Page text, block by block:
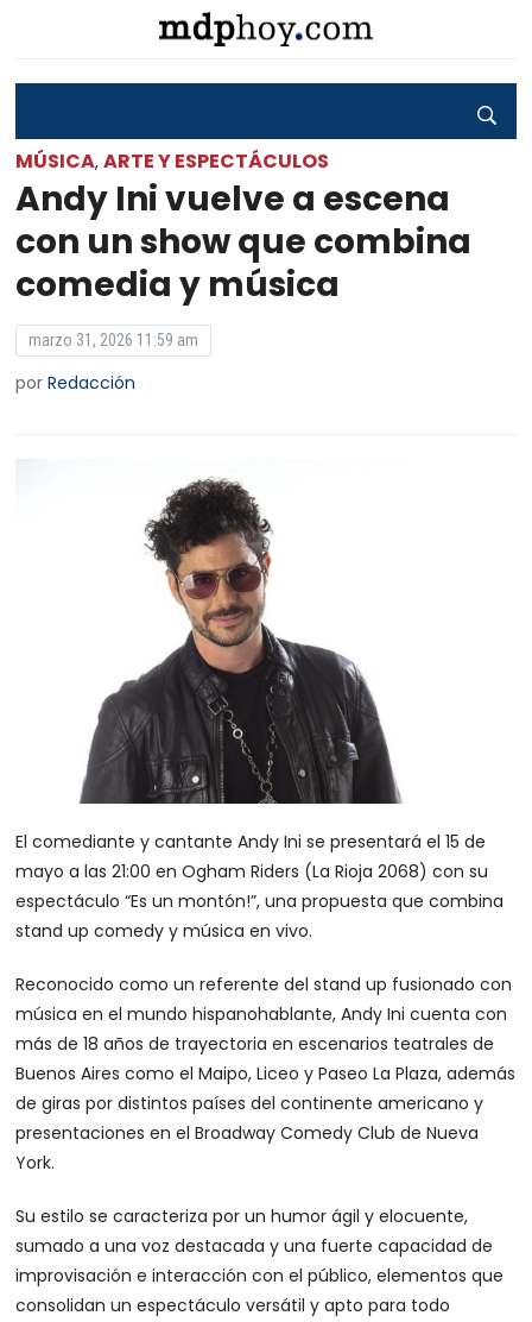
MÚSICA,ARTE Y ESPECTÁCULOS
Andy Ini vuelve a escena
con un show que combina
comedia y música
marzo 31, 2026 11:59 am
porRedacción
El comediante y cantante Andy Ini se presentará el 15 de
mayo a las 21:00 en Ogham Riders (La Rioja 2068) con su
espectáculo “Es un montón!”, una propuesta que combina
stand up comedy y música en vivo.
Reconocido como un referente del stand up fusionado con
música en el mundo hispanohablante, Andy Ini cuenta con
más de 18 años de trayectoria en escenarios teatrales de
Buenos Aires como el Maipo, Liceo y Paseo La Plaza, además
de giras por distintos países del continente americano y
presentaciones en el Broadway Comedy Club de Nueva
York.
Su estilo se caracteriza por un humor ágil y elocuente,
sumado a una voz destacada y una fuerte capacidad de
improvisación e interacción con el público, elementos que
consolidan un espectáculo versátil y apto para todo